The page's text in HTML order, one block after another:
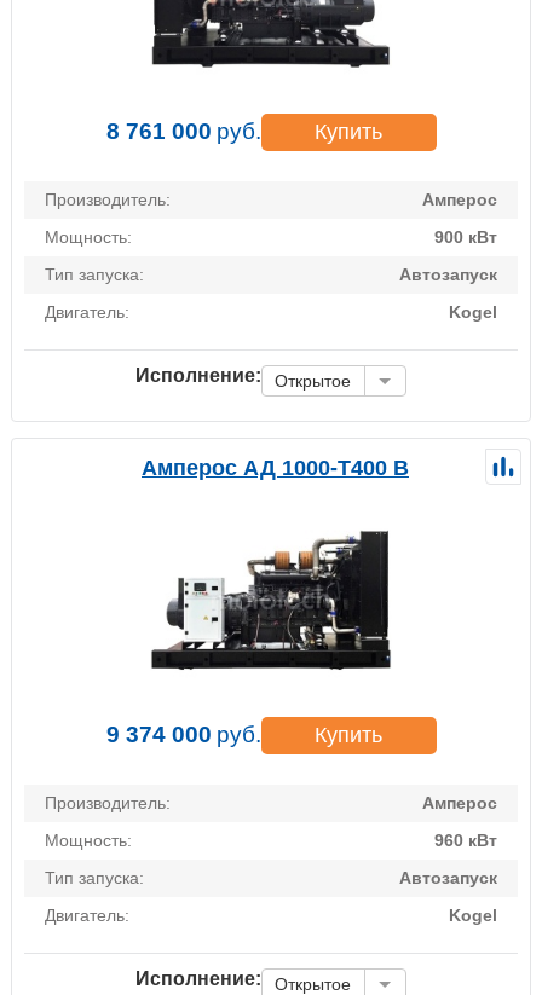
8 761 000 руб. Купить
Производитель:
Амперос
Мощность:
900 кВт
Тип запуска:
Автозапуск
Двигатель:
Kogel
Исполнение: Открытое
Амперос АД 1000-Т400 B
9 374 000 руб. Купить
Производитель:
Амперос
Мощность:
960 кВт
Тип запуска:
Автозапуск
Двигатель:
Kogel
Исполнение: Открытое